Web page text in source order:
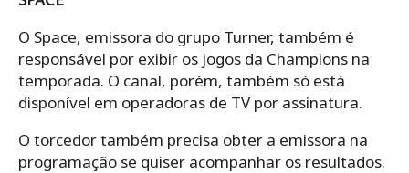
O Space, emissora do grupo Turner, também é
responsável por exibir os jogos da Champions na
temporada. O canal, porém, também só está
disponível em operadoras de TV por assinatura.
O torcedor também precisa obter a emissora na
programação se quiser acompanhar os resultados.